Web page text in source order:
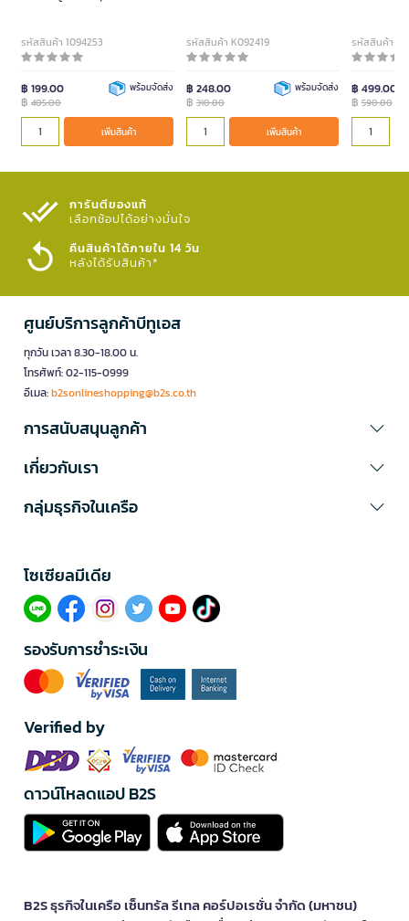
รหัสสินค้า 1094253
฿ 199.00
฿ 405.00
พร้อมจัดส่ง
เพิ่มสินค้า
รหัสสินค้า K092419
฿ 248.00
฿ 310.00
พร้อมจัดส่ง
เพิ่มสินค้า
รหัสสินค้า
฿ 499.00
฿590.00
การันตีของแท้
เลือกช้อปได้อย่างมั่นใจ​
คืนสินค้าได้ภายใน 14 วัน
หลังได้รับสินค้า*
ศูนย์บริการลูกค้าบีทูเอส
ทุกวัน เวลา 8.30-18.00 น.
โทรศัพท์: 02-115-0999
อีเมล:b2sonlineshopping@b2s.co.th
การสนับสนุนลูกค้า
เกี่ยวกับเรา
กลุ่มธุรกิจในเครือ
โซเซียลมีเดีย​
รองรับการชำระเงิน
Verified by
ดาวน์โหลดแอป B2S
B2S ธุรกิจในเครือ เซ็นทรัล รีเทล คอร์ปอเรชั่น จำกัด (มหาชน)